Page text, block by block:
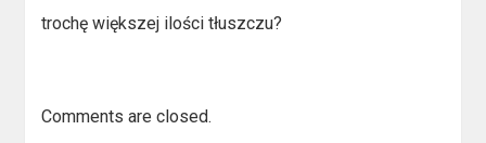
trochę większej ilości tłuszczu?
Comments are closed.